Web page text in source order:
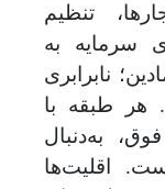
تنظیم
سرمایه به
نابرابری
هر طبقه با
بهدنبال
اقلیت‌ها